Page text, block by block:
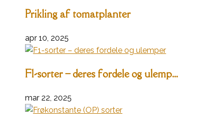
Prikling af tomatplanter
apr 10, 2025
F1-sorter – deres fordele og ulemp...
mar 22, 2025